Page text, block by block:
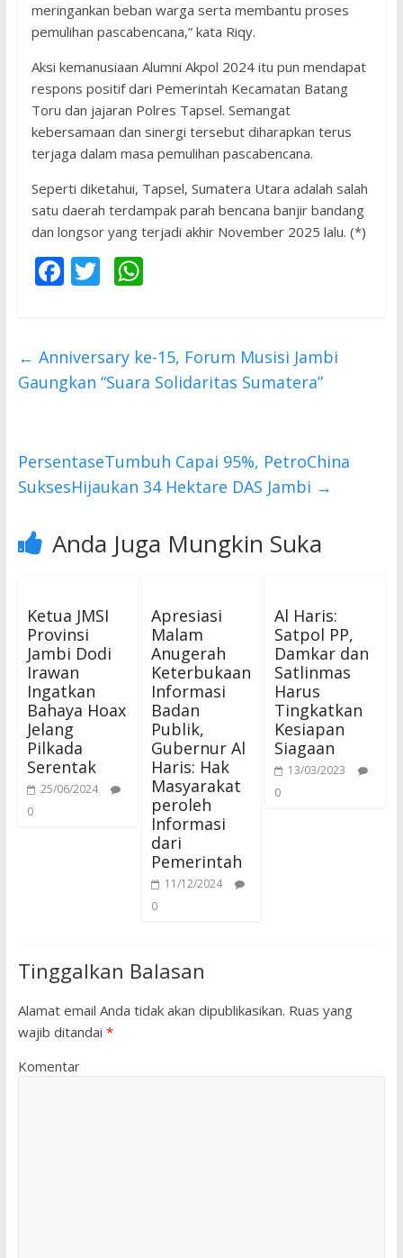
meringankan beban warga serta membantu proses
pemulihan pascabencana,” kata Riqy.
Aksi kemanusiaan Alumni Akpol 2024 itu pun mendapat
respons positif dari Pemerintah Kecamatan Batang
Toru dan jajaran Polres Tapsel. Semangat
kebersamaan dan sinergi tersebut diharapkan terus
terjaga dalam masa pemulihan pascabencana.
Seperti diketahui, Tapsel, Sumatera Utara adalah salah
satu daerah terdampak parah bencana banjir bandang
dan longsor yang terjadi akhir November 2025 lalu. (*)
F
b
o
T
er
W
s
A
← Anniversary ke-15, Forum Musisi Jambi
Gaungkan “Suara Solidaritas Sumatera”
PersentaseTumbuh Capai 95%, PetroChina
SuksesHijaukan 34 Hektare DAS Jambi →
Anda Juga Mungkin Suka
Ketua JMSI
Provinsi
Jambi Dodi
Irawan
Ingatkan
Bahaya Hoax
Jelang
Pilkada
Serentak
25/06/2024
0
Apresiasi
Malam
Anugerah
Keterbukaan
Informasi
Badan
Publik,
Gubernur Al
Haris: Hak
Masyarakat
peroleh
Informasi
dari
Pemerintah
11/12/2024
0
Al Haris:
Satpol PP,
Damkar dan
Satlinmas
Harus
Tingkatkan
Kesiapan
Siagaan
13/03/2023
0
Tinggalkan Balasan
Alamat email Anda tidak akan dipublikasikan. Ruas yang
wajib ditandai *
Komentar